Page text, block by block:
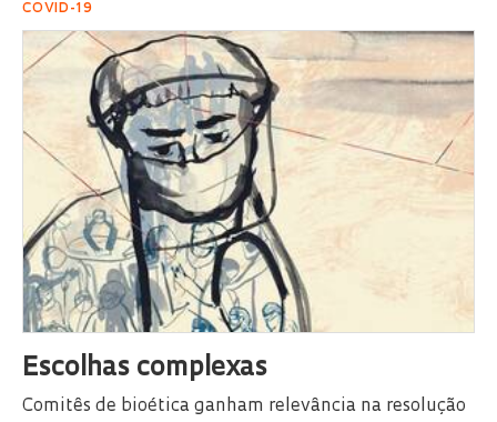
COVID-19
Escolhas complexas
Comitês de bioética ganham relevância na resolução